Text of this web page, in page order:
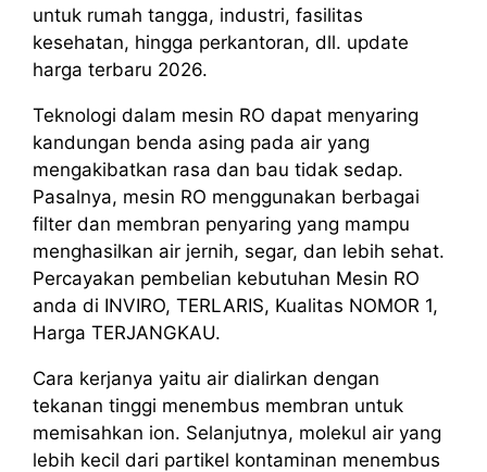
untuk rumah tangga, industri, fasilitas
kesehatan, hingga perkantoran, dll. update
harga terbaru 2026.
Teknologi dalam mesin RO dapat menyaring
kandungan benda asing pada air yang
mengakibatkan rasa dan bau tidak sedap.
Pasalnya, mesin RO menggunakan berbagai
filter dan membran penyaring yang mampu
menghasilkan air jernih, segar, dan lebih sehat.
Percayakan pembelian kebutuhan Mesin RO
anda di INVIRO, TERLARIS, Kualitas NOMOR 1,
Harga TERJANGKAU.
Cara kerjanya yaitu air dialirkan dengan
tekanan tinggi menembus membran untuk
memisahkan ion. Selanjutnya, molekul air yang
lebih kecil dari partikel kontaminan menembus